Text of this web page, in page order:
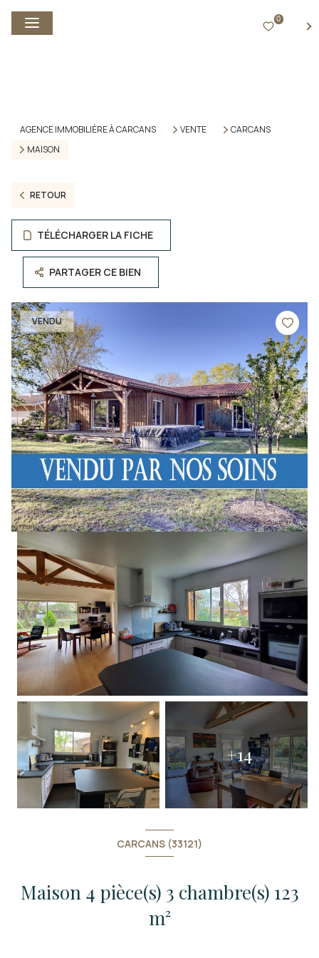
0
AGENCE IMMOBILIÈRE À CARCANS VENTE
CARCANS
MAISON
RETOUR
TÉLÉCHARGER LA FICHE
PARTAGER CE BIEN
VENDU
+14
CARCANS (33121)
Maison 4 pièce(s) 3 chambre(s) 123
m²